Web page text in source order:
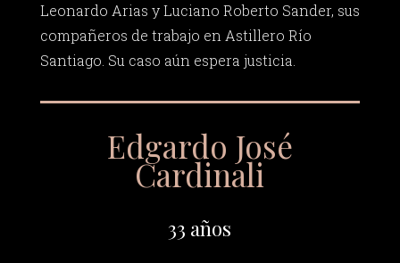
Leonardo Arias y Luciano Roberto Sander, sus
compañeros de trabajo en Astillero Río
Santiago. Su caso aún espera justicia.
Edgardo José
Cardinali
33 años